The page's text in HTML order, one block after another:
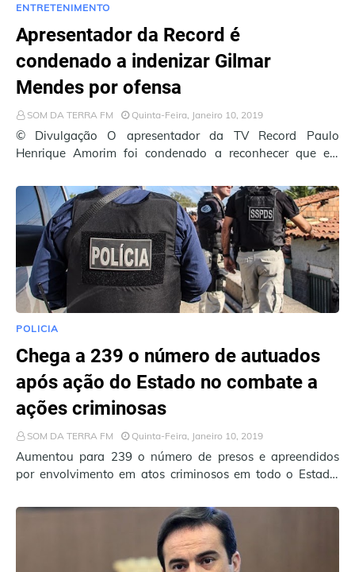
ENTRETENIMENTO
Apresentador da Record é
condenado a indenizar Gilmar
Mendes por ofensa
SOM DA TERRA FM Quinta-Feira, Janeiro 10, 2019
© Divulgação O apresentador da TV Record Paulo
Henrique Amorim foi condenado a reconhecer que ele
POLICIA
Chega a 239 o número de autuados
após ação do Estado no combate a
ações criminosas
SOM DA TERRA FM Quinta-Feira, Janeiro 10, 2019
Aumentou para 239 o número de presos e apreendidos
por envolvimento em atos criminosos em todo o Estado.